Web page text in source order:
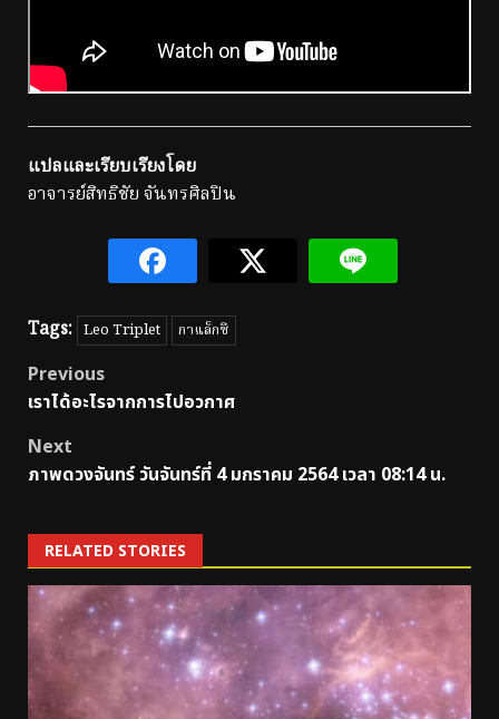
แปลและเรียบเรียงโดย
อาจารย์สิทธิชัย จันทรศิลปิน
Tags: Leo Triplet กาแล็กซี
Post
navigation
Previous
เราได้อะไรจากการไปอวกาศ
Next
ภาพดวงจันทร์ วันจันทร์ที่ 4 มกราคม 2564 เวลา 08:14 น.
RELATED STORIES